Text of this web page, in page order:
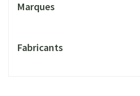
Marques
Fabricants